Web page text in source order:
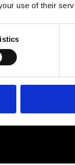
use of their
Tag